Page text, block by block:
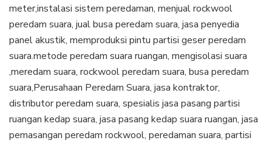
meter,instalasi sistem peredaman, menjual rockwool
peredam suara, jual busa peredam suara, jasa penyedia
panel akustik, memproduksi pintu partisi geser peredam
suara.metode peredam suara ruangan, mengisolasi suara
,meredam suara, rockwool peredam suara, busa peredam
suara,Perusahaan Peredam Suara, jasa kontraktor,
distributor peredam suara, spesialis jasa pasang partisi
ruangan kedap suara, jasa pasang kedap suara ruangan, jasa
pemasangan peredam rockwool, peredaman suara, partisi